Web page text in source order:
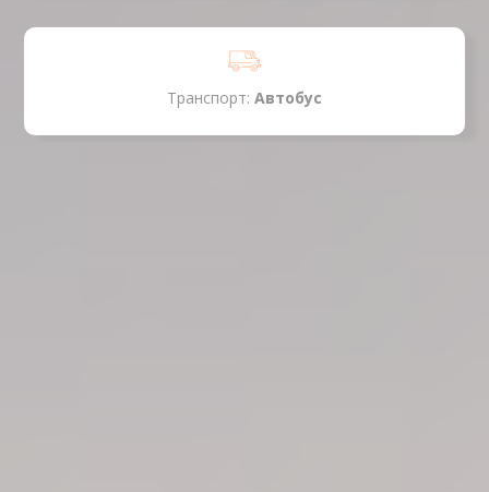
Транспорт: Автобус